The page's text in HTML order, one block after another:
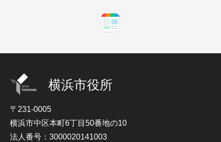
横浜市役所
〒231-0005
横浜市中区本町6丁目50番地の10
法人番号：3000020141003